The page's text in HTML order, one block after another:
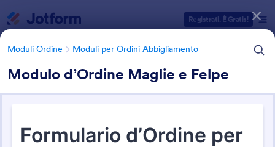
Registrati. È Gratis!
Moduli Ordine Moduli per Ordini Abbigliamento
Modulo d’Ordine Maglie e Felpe
Moduli Ordine Moduli per Ordini Abbigliamento
Categorie Template Moduli